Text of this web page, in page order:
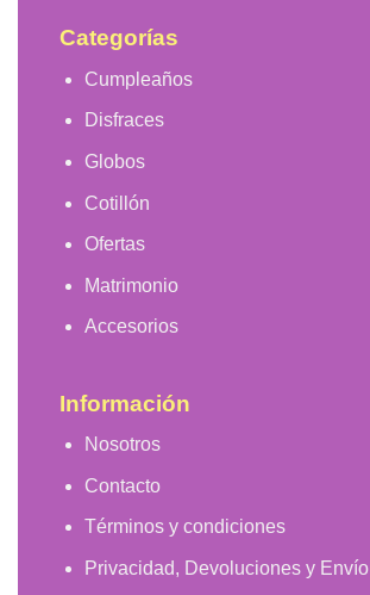
Categorías
Cumpleaños
Disfraces
Globos
Cotillón
Ofertas
Matrimonio
Accesorios
Información
Nosotros
Contacto
Términos y condiciones
Privacidad, Devoluciones y Envío